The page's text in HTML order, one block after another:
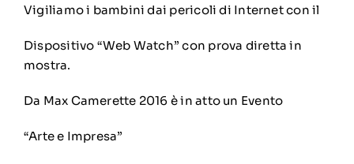
Vigiliamo i bambini dai pericoli di Internet con il
Dispositivo “Web Watch” con prova diretta in
mostra.
Da Max Camerette 2016 è in atto un Evento
“Arte e Impresa”